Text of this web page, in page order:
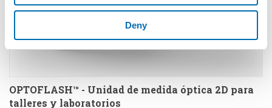
Deny
OPTOFLASH™ - Unidad de medida óptica 2D para
talleres y laboratorios